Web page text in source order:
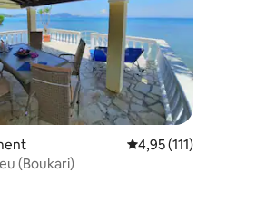
base de 82 commentaires : 4,93 sur 5
Évaluation moyenne
4,95 (111)
(Boukari)